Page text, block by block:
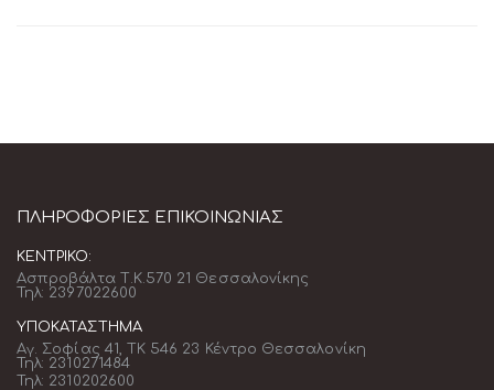
ΠΛΗΡΟΦΟΡΊΕΣ ΕΠΙΚΟΙΝΩΝΊΑΣ
ΚΕΝΤΡΙΚΌ:
Ασπροβάλτα Τ.Κ.570 21 Θεσσαλονίκης
Τηλ: 2397022600
ΥΠΟΚΑΤΆΣΤΗΜΑ
Αγ. Σοφίας 41, ΤΚ 546 23 Κέντρο Θεσσαλονίκη
Τηλ: 2310271484
Τηλ: 2310202600